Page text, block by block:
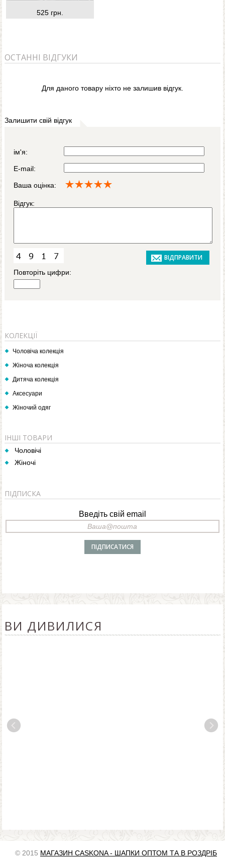
525 грн.
ОСТАННІ ВІДГУКИ
Для даного товару ніхто не залишив відгук.
Залишити свій відгук
ім'я:
E-mail:
Ваша оцінка:
Відгук:
Повторіть цифри:
КОЛЕКЦІЇ
Чоловіча колекція
Жіноча колекція
Дитяча колекція
Аксесуари
Жіночий одяг
ІНШІ ТОВАРИ
Чоловічі
Жіночі
ПІДПИСКА
Введіть свій email
ВИ ДИВИЛИСЯ
© 2015 МАГАЗИН CASKONA - ШАПКИ ОПТОМ ТА В РОЗДРІБ